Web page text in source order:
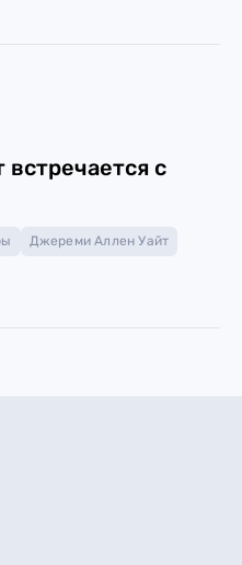
с
Джереми Аллен Уайт